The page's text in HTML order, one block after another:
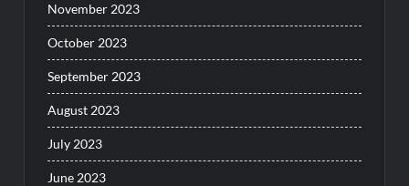
November 2023
October 2023
September 2023
August 2023
July 2023
June 2023